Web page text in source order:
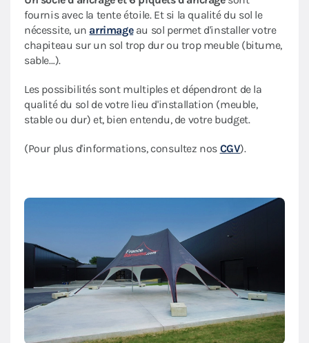
fournis avec la tente étoile. Et si la qualité du sol le
nécessite, un arrimageau sol permet d'installer votre
chapiteau sur un sol trop dur ou trop meuble (bitume,
sable…).
Les possibilités sont multiples et dépendront de la
qualité du sol de votre lieu d'installation (meuble,
stable ou dur) et, bien entendu, de votre budget.
(Pour plus d'informations, consultez nos CGV).